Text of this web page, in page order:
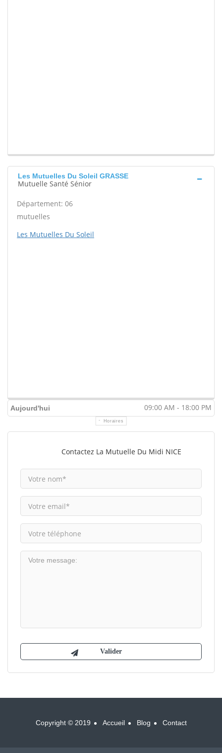
Les Mutuelles Du Soleil GRASSE
Mutuelle Santé Sénior
Département: 06
mutuelles
Les Mutuelles Du Soleil
Aujourd'hui 09:00 AM - 18:00 PM
Horaires
Contactez La Mutuelle Du Midi NICE
Copyright © 2019 Accueil Blog Contact